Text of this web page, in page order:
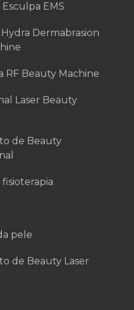
EMS
Dermabrasion
RF Beauty Machine
Laser Beauty
de Beauty
pele
de Beauty Laser